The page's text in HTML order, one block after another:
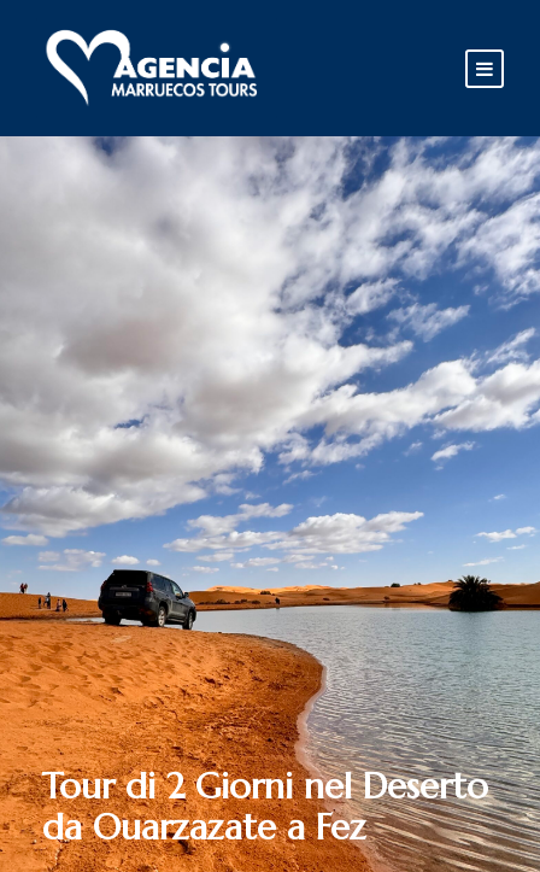
Tour di 2 Giorni nel Deserto
da Ouarzazate a Fez